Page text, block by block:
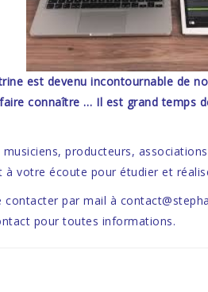
est devenu incontournable de
connaître … Il est grand temps
producteurs,
à votre écoute pour étudier et
contacter par mail à
pour toutes informations.